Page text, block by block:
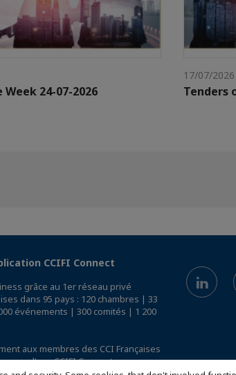
24-07-2026
17/07/2026
Tenders
CCIFI Connect
grâce au 1er réseau privé
dans 95 pays : 120 chambres | 33
événements | 300 comités | 1 200
aux membres des CCI Françaises
l'app CCIFI Connect.